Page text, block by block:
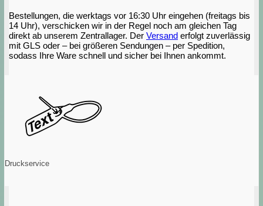
Bestellungen, die werktags vor 16:30 Uhr eingehen (freitags bis
14 Uhr), verschicken wir in der Regel noch am gleichen Tag
direkt ab unserem Zentrallager. Der Versand erfolgt zuverlässig
mit GLS oder – bei größeren Sendungen – per Spedition,
sodass Ihre Ware schnell und sicher bei Ihnen ankommt.
Druckservice